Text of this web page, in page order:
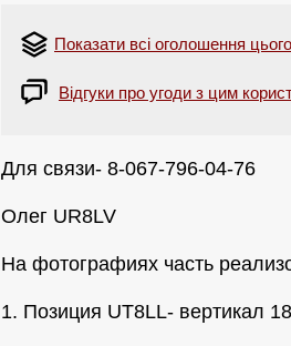
Показати всі оголошення
Відгуки про угоди з цим
Для связи- 8-067-796-04-76
Олег UR8LV
На фотографиях часть
1. Позиция UT8LL- вертикал